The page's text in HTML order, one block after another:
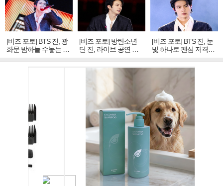
[비즈 포토] BTS 진, 광
화문 밤하늘 수놓는 '비
주얼 킹'의 열창
[비즈 포토] 방탄소년
단 진, 라이브 공연 중
빛나는 독보적 아우라
[비즈 포토] BTS 진, 눈
빛 하나로 팬심 저격…
독보적 카리스마